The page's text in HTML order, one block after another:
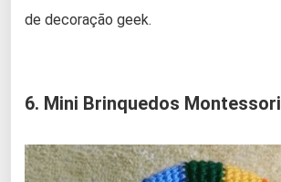
de decoração geek.
6. Mini Brinquedos Montessori